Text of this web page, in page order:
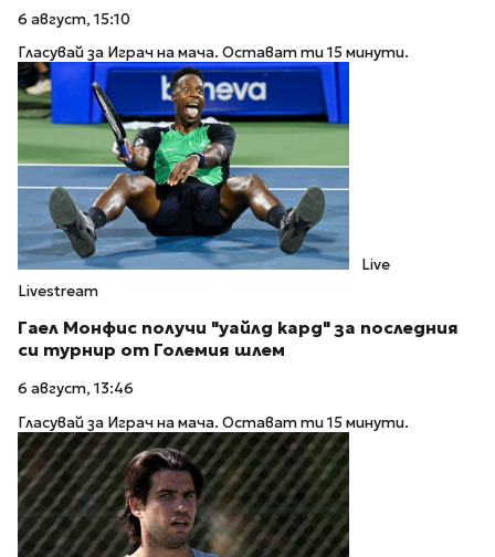
6 август, 15:10
Гласувай за Играч на мача. Остават ти 15 минути.
Live
Livestream
Гаел Монфис получи "уайлд кард" за последния
си турнир от Големия шлем
6 август, 13:46
Гласувай за Играч на мача. Остават ти 15 минути.